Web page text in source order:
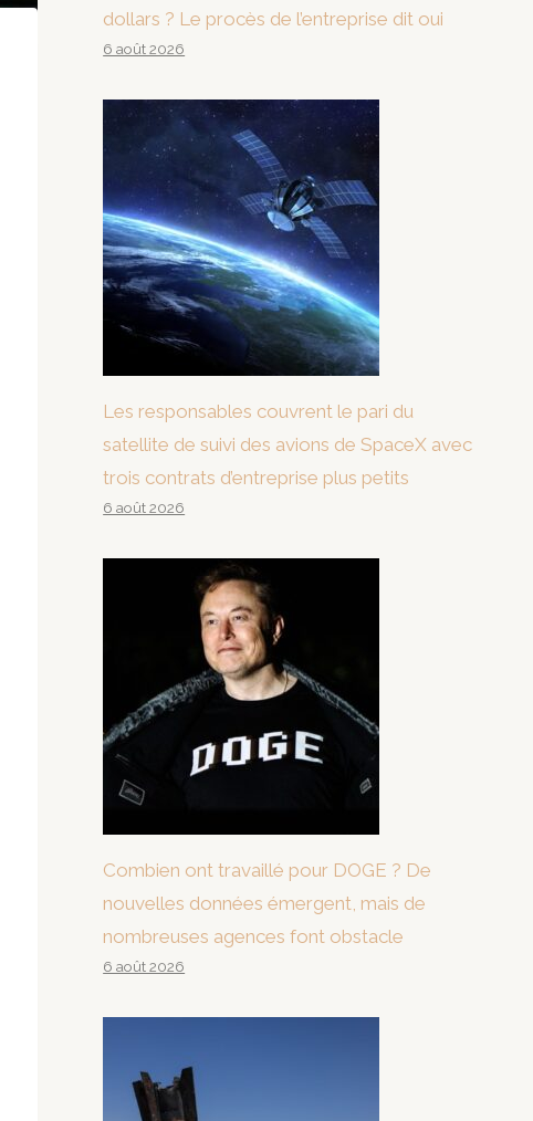
dollars ? Le procès de l’entreprise dit oui
6 août 2026
Les responsables couvrent le pari du
satellite de suivi des avions de SpaceX avec
trois contrats d’entreprise plus petits
6 août 2026
Combien ont travaillé pour DOGE ? De
nouvelles données émergent, mais de
nombreuses agences font obstacle
6 août 2026